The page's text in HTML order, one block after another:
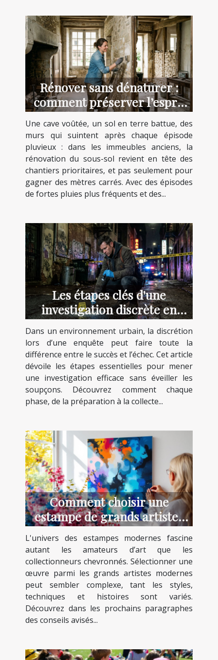
Rénover sans dénaturer :
comment préserver l’esprit
des lieux anciens
Une cave voûtée, un sol en terre battue, des
murs qui suintent après chaque épisode
pluvieux : dans les immeubles anciens, la
rénovation du sous-sol revient en tête des
chantiers prioritaires, et pas seulement pour
gagner des mètres carrés. Avec des épisodes
de fortes pluies plus fréquents et des...
Les étapes clés d'une
investigation discrète en
milieu urbain
Dans un environnement urbain, la discrétion
lors d’une enquête peut faire toute la
différence entre le succès et l’échec. Cet article
dévoile les étapes essentielles pour mener
une investigation efficace sans éveiller les
soupçons. Découvrez comment chaque
phase, de la préparation à la collecte...
Comment choisir une
estampe de grands artistes
modernes ?
L'univers des estampes modernes fascine
autant les amateurs d’art que les
collectionneurs chevronnés. Sélectionner une
œuvre parmi les grands artistes modernes
peut sembler complexe, tant les styles,
techniques et histoires sont variés.
Découvrez dans les prochains paragraphes
des conseils avisés...